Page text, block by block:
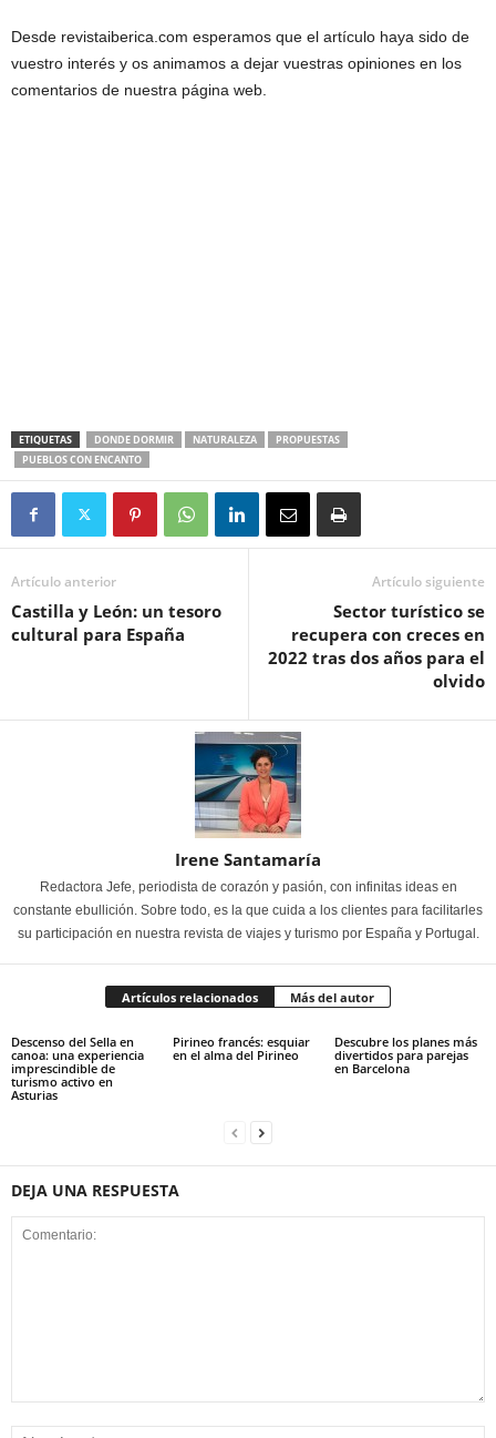
Desde revistaiberica.com esperamos que el artículo haya sido de
vuestro interés y os animamos a dejar vuestras opiniones en los
comentarios de nuestra página web.
ETIQUETAS DONDE DORMIR NATURALEZA
PROPUESTAS
PUEBLOS CON ENCANTO
Artículo anterior
Castilla y León: un tesoro
cultural para España
Artículo siguiente
Sector turístico se
recupera con creces en
2022 tras dos años para el
olvido
Irene Santamaría
Redactora Jefe, periodista de corazón y pasión, con infinitas ideas en
constante ebullición. Sobre todo, es la que cuida a los clientes para facilitarles
su participación en nuestra revista de viajes y turismo por España y Portugal.
Artículos relacionados Más del autor
Descenso del Sella en
canoa: una experiencia
imprescindible de
turismo activo en
Asturias
Pirineo francés: esquiar
en el alma del Pirineo
Descubre los planes más
divertidos para parejas
en Barcelona
DEJA UNA RESPUESTA